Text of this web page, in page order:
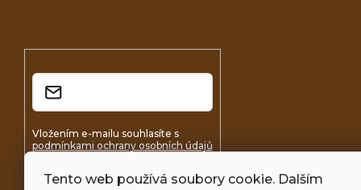
Tento web používá soubory cookie. Dalším
Vložením e-mailu souhlasíte s
podmínkami ochrany osobních údajů
Přihlásit se